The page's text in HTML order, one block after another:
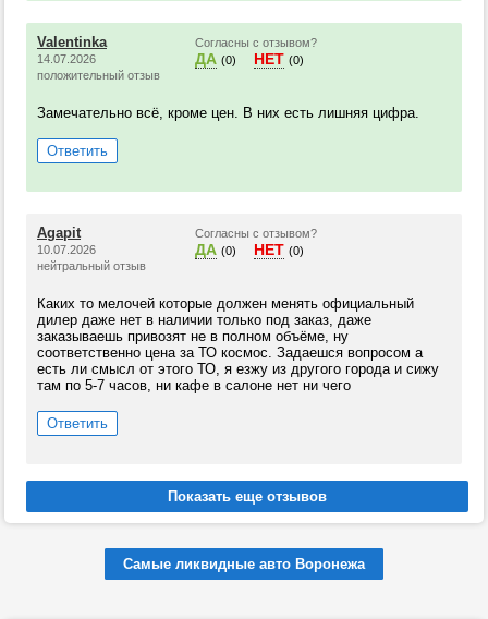
Valentinka
14.07.2026
положительный отзыв
Согласны с отзывом?
ДА (0) НЕТ (0)
Замечательно всё, кроме цен. В них есть лишняя цифра.
Ответить
Agapit
10.07.2026
нейтральный отзыв
Согласны с отзывом?
ДА (0) НЕТ (0)
Каких то мелочей которые должен менять официальный
дилер даже нет в наличии только под заказ, даже
заказываешь привозят не в полном объёме, ну
соответственно цена за ТО космос. Задаешся вопросом а
есть ли смысл от этого ТО, я езжу из другого города и сижу
там по 5-7 часов, ни кафе в салоне нет ни чего
Ответить
Самые ликвидные авто Воронежа